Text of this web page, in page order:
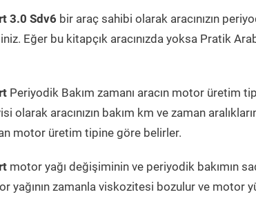
3.0 Sdv6 bir araç sahibi olarak aracınızın
Eğer bu kitapçık aracınızda yoksa Pratik
Periyodik Bakım zamanı aracın motor üretim
olarak aracınızın bakım km ve zaman
motor üretim tipine göre belirler.
motor yağı değişiminin ve periyodik bakımın
yağının zamanla viskozitesi bozulur ve motor